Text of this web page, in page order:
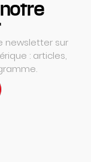
newsletter sur
: articles,